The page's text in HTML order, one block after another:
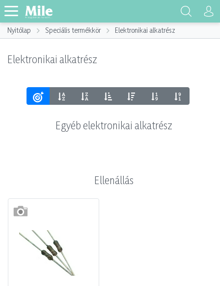
Nyitólap Speciális termékkör Elektronikai alkatrész
Elektronikai alkatrész
Egyéb elektronikai alkatrész
Ellenállás